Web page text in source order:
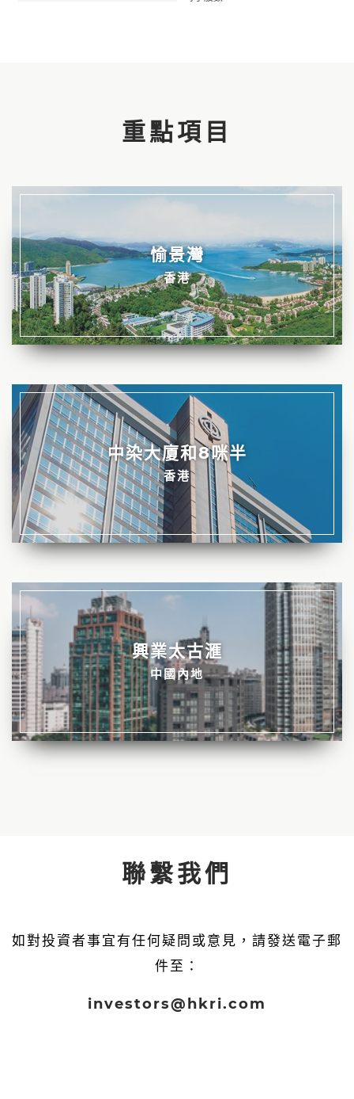
重點項目
愉景灣
香港
中染大廈和8咪半
香港
興業太古滙
中國內地
聯繫我們
如對投資者事宜有任何疑問或意見，請發送電子郵
件至：
investors@hkri.com